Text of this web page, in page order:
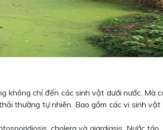
không chỉ đến các sinh vật dưới nước. Mà
thường tự nhiên. Bao gồm các vi sinh